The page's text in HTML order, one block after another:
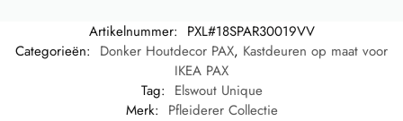
Artikelnummer: PXL#18SPAR30019VV
Categorieën: Donker Houtdecor PAX, Kastdeuren op maat voor
IKEA PAX
Tag: Elswout Unique
Merk: Pfleiderer Collectie